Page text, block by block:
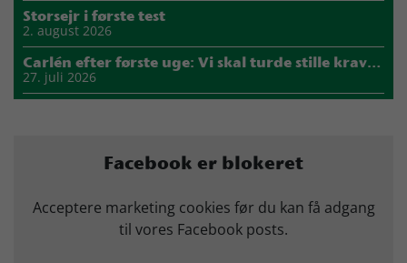
Storsejr i første test
2. august 2026
Carlén efter første uge: Vi skal turde stille krav til hinanden
27. juli 2026
Marius Nørsøller udlejes til HØJ Elite
14. juli 2026
Facebook er blokeret
Acceptere marketing cookies før du kan få adgang
til vores Facebook posts.